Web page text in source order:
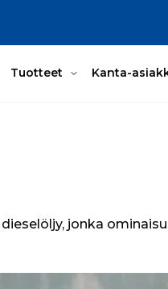
Tuotteet Kanta-
jonka